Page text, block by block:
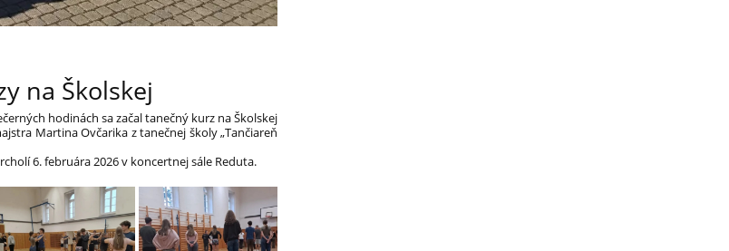
na Školskej
hodinách sa začal tanečný kurz na Školskej
Martina Ovčarika z tanečnej školy „Tančiareň
6. februára 2026 v koncertnej sále Reduta.